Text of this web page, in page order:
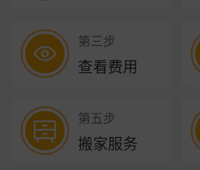
第三步
查看费用
第五步
搬家服务